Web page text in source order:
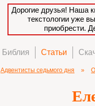
Дорогие друзья! Наша
текстологии уже
приобрести.
Библия Статьи
Адвентисты седьмого дня »